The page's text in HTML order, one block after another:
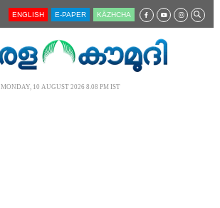
ENGLISH E-PAPER KĀZHCHA
MONDAY, 10 AUGUST 2026 8.08 PM IST